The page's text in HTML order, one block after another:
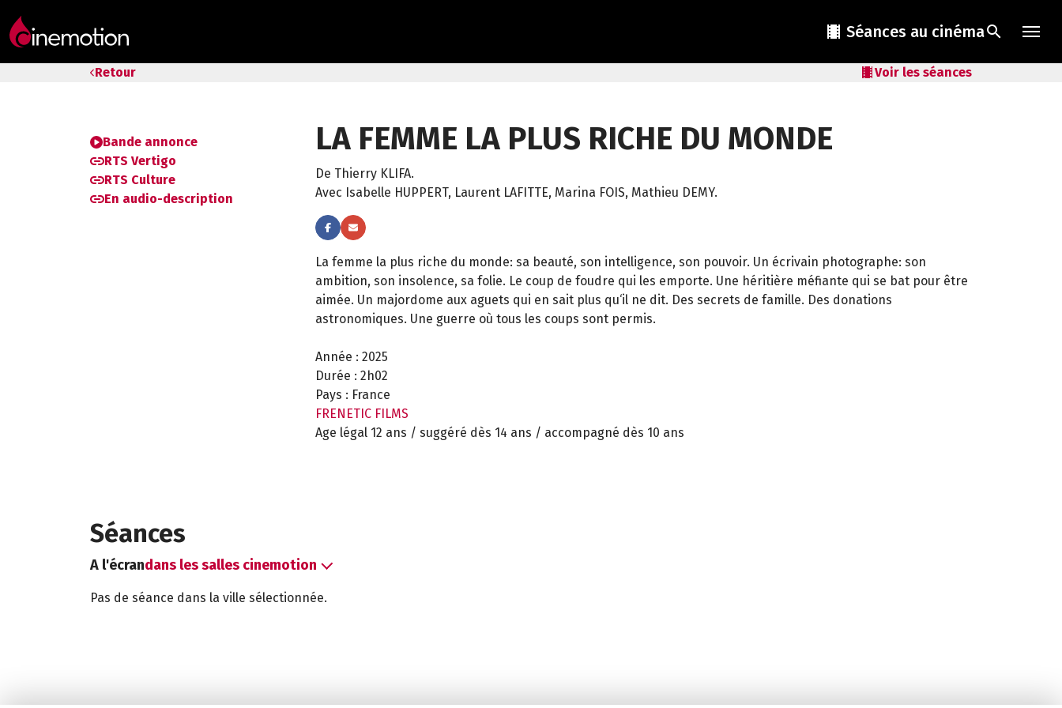
local_movies Séances au cinémasearch
Retour local_movies Voir les séances
Bande annonce
RTS Vertigo
RTS Culture
En audio-description
LA FEMME LA PLUS RICHE DU MONDE
De Thierry KLIFA.
Avec Isabelle HUPPERT, Laurent LAFITTE, Marina FOIS, Mathieu DEMY.
La femme la plus riche du monde: sa beauté, son intelligence, son pouvoir. Un écrivain photographe: son
ambition, son insolence, sa folie. Le coup de foudre qui les emporte. Une héritière méfiante qui se bat pour être
aimée. Un majordome aux aguets qui en sait plus qu‘il ne dit. Des secrets de famille. Des donations
astronomiques. Une guerre où tous les coups sont permis.
Année : 2025
Durée : 2h02
Pays : France
FRENETIC FILMS
Age légal 12 ans / suggéré dès 14 ans / accompagné dès 10 ans
Séances
A l'écrandans les salles cinemotion
Pas de séance dans la ville sélectionnée.
Bons cadeaux